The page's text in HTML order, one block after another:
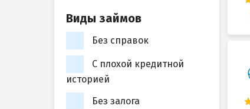
Виды займов
Без справок
С плохой кредитной
историей
Без залога